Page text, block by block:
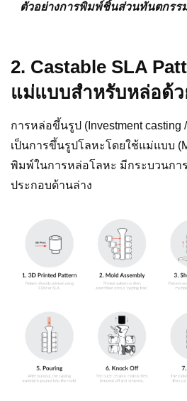
ตัวอย่างการพิมพ์ชิ้นส่วนทันตกรร
2. Castable SLA
แม่แบบสำหรับหล่อด้ว
การหล่อขึ้นรูป (Investment casting
เป็นการขึ้นรูปโลหะโดยใช้แม่แบบ
พิมพ์ในการหล่อโลหะ มีกระบวนกา
ประกอบด้านล่าง